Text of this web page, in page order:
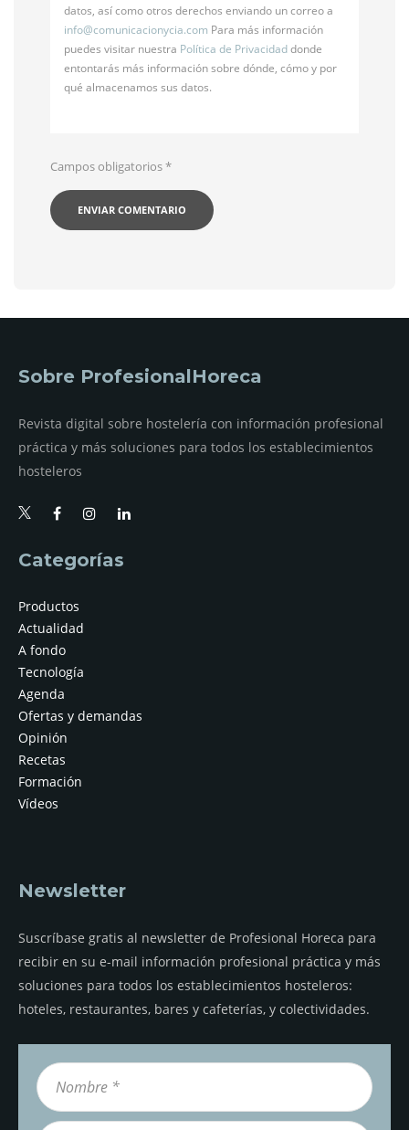
datos, así como otros derechos enviando un correo a
info@comunicacionycia.com Para más información
puedes visitar nuestra Política de Privacidaddonde
entontarás más información sobre dónde, cómo y por
qué almacenamos sus datos.
Campos obligatorios*
Sobre ProfesionalHoreca
Revista digital sobre hostelería con información profesional
práctica y más soluciones para todos los establecimientos
hosteleros
Categorías
Productos
Actualidad
A fondo
Tecnología
Agenda
Ofertas y demandas
Opinión
Recetas
Formación
Vídeos
Newsletter
Suscríbase gratis al newsletter de Profesional Horeca para
recibir en su e-mail información profesional práctica y más
soluciones para todos los establecimientos hosteleros:
hoteles, restaurantes, bares y cafeterías, y colectividades.